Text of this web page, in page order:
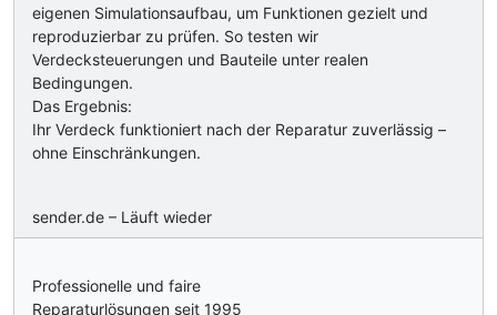
eigenen Simulationsaufbau, um Funktionen gezielt und
reproduzierbar zu prüfen. So testen wir
Verdecksteuerungen und Bauteile unter realen
Bedingungen.
Das Ergebnis:
Ihr Verdeck funktioniert nach der Reparatur zuverlässig –
ohne Einschränkungen.
sender.de – Läuft wieder
Professionelle und faire
Reparaturlösungen seit 1995